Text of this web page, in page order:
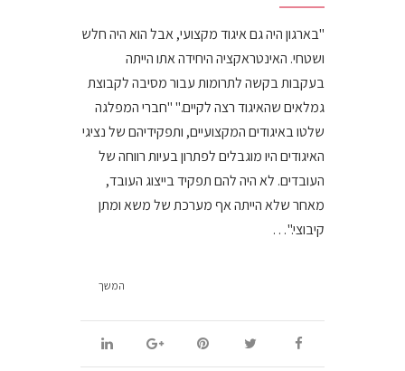
"בארגון היה גם איגוד מקצועי, אבל הוא היה חלש
ושטחי. האינטראקציה היחידה אתו הייתה
בעקבות בקשה לתרומות עבור מסיבה לקבוצת
גמלאים שהאיגוד רצה לקיים." "חברי המפלגה
שלטו באיגודים המקצועיים, ותפקידיהם של נציגי
האיגודים היו מוגבלים לפתרון בעיות רווחה של
העובדים. לא היה להם תפקיד בייצוג העובד,
מאחר שלא הייתה אף מערכת של משא ומתן
קיבוצי."…
המשך